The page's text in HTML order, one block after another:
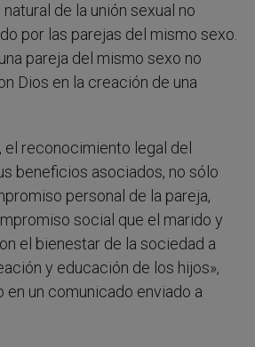
de la unión sexual no
por las parejas del mismo sexo.
pareja del mismo sexo no
Dios en la creación de una
el reconocimiento legal del
beneficios asociados, no sólo
personal de la pareja,
social que el marido y
el bienestar de la sociedad a
y educación de los hijos»,
en un comunicado enviado a